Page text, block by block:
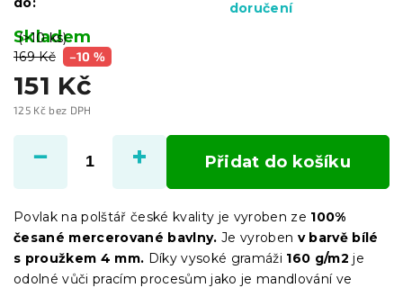
169 Kč –10 %
151 Kč
125 Kč bez DPH
cena:
Skladem
(>10 ks)
doručení
Přidat do košíku
Povlak na polštář české kvality je vyroben ze 100%
česané mercerované bavlny. Je vyroben v barvě bílé
s proužkem 4 mm. Díky vysoké gramáži 160 g/m2 je
odolné vůči pracím procesům jako je mandlování ve